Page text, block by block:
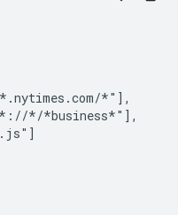
*"],
*/*business*"],